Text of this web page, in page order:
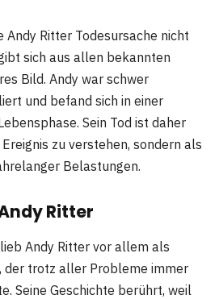
Andy Ritter Todesursache nicht
sich aus allen bekannten
Bild. Andy war schwer
und befand sich in einer
Sein Tod ist daher
zu verstehen, sondern als
Belastungen.
Ritter
Andy Ritter vor allem als
der trotz aller Probleme immer
Seine Geschichte berührt, weil